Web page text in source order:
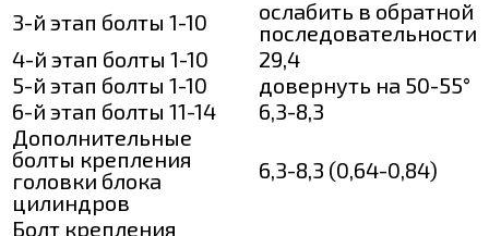
3-й этап болты 1-10
ослабить в обратной
последовательности
4-й этап болты 1-10
29,4
5-й этап болты 1-10
довернуть на 50-55°
6-й этап болты 11-14
6,3-8,3
Дополнительные
болты крепления
головки блока
цилиндров
6,3-8,3 (0,64-0,84)
Болт крепления